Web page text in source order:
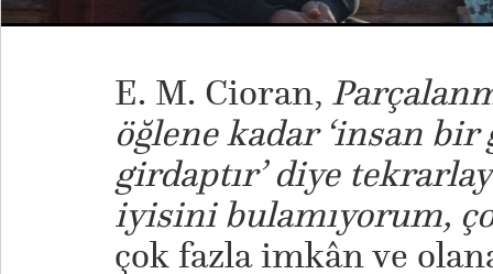
E. M. Cioran,
öğlene kadar ‘insan
girdaptır’ diye
iyisini bulamıyorum,
çok fazla imkân ve